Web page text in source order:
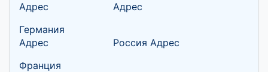
Адрес
Адрес
Германия
Адрес
Россия Адрес
Франция